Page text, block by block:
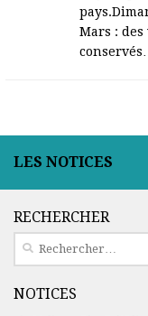
Mars :
LES NOTICES
RECHERCHER
Rechercher :
NOTICES